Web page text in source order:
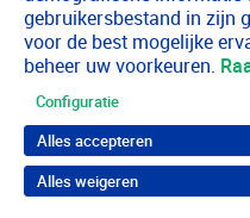
gebruikersbestand in zijn
voor de best mogelijke
beheer uw voorkeuren.
Configuratie
Alles accepteren
Alles weigeren